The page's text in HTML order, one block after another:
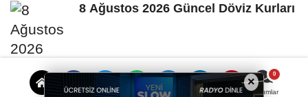
Yorumlar
8 Ağustos 2026 Güncel Döviz Kurları
×